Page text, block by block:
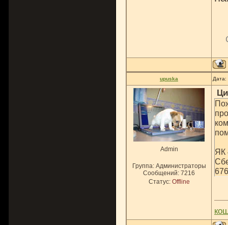
upuska
Admin
Группа: Администраторы
Сообщений: 7216
Статус: Offline
ЯК